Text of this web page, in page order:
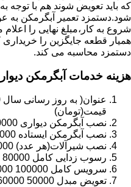
که باید تعویض شوند هم با
شود.دستمزد تعمیر آبگرمکن به
شروع به کار،مبلغ نهایی را
همیار قطعه جایگزین را
دستمزد محاسبه می کند.
هزینه خدمات آبگرمکن
قیمت(تومان)
نصب آبگرمکن دیواری 80000 120000
نصب آبگرمکن ایستاده 80000 140000
نصب شیرآلات(هر عدد) 30000 35000
رسوب زدایی کامل 80000 120000
سرویس کامل 100000 140000
تعویض مبدل 50000 60000